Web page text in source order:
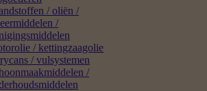
/ oliën /
/
/ kettingzaagolie
/ vulsystemen
/